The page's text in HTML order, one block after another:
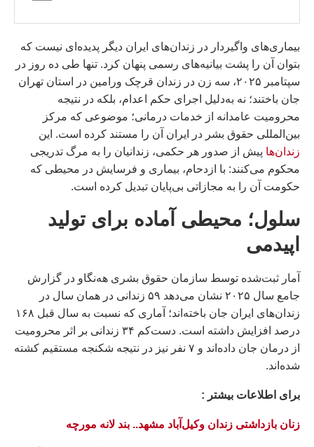
بیماری‌های واگیردار در زندان‌های ایران دیگر پدیده‌ای نیست که
بتوان آن را پشت بیانیه‌های رسمی پنهان کرد. تنها طی ده روز در
سپتامبر ۲۰۲۵، سه زن در زندان قرچک ورامین در استان تهران
جان باختند؛ نه به‌دلیل اجرای حکم اعدام، بلکه در نتیجه
محرومیت عامدانه از خدمات درمانی؛ موضوعی که مرکز
بین‌المللی حقوق بشر در ایران آن را مستند کرده است. این
زندان‌ها پیش از صدور هر حکمی، زندانیان را به مرگ تدریجی
محکوم می‌کنند: با ازدحام، بیماری و فرسایش در محیطی که
حکومت آن را به مجازاتی بی‌پایان تبدیل کرده است.
سلول؛ محیطی آماده برای تولید
اپیدمی
آمار ثبت‌شده توسط سازمان حقوق بشری هه‌نگاو در گزارش
جامع سال ۲۰۲۵ نشان می‌دهد ۵۹ زندانی در همان سال در
زندان‌های ایران جان باخته‌اند؛ آماری که نسبت به سال قبل ۱۶۸
درصد افزایش داشته است. دست‌کم ۳۴ زندانی بر اثر محرومیت
از درمان جان داده‌اند و ۷ نفر نیز در نتیجه شکنجه مستقیم کشته
شده‌اند.
براى اطلاعات بيشتر :
زنان بازداشتی زندان وکیل‌آباد مشهد.. بند لانه مورچه